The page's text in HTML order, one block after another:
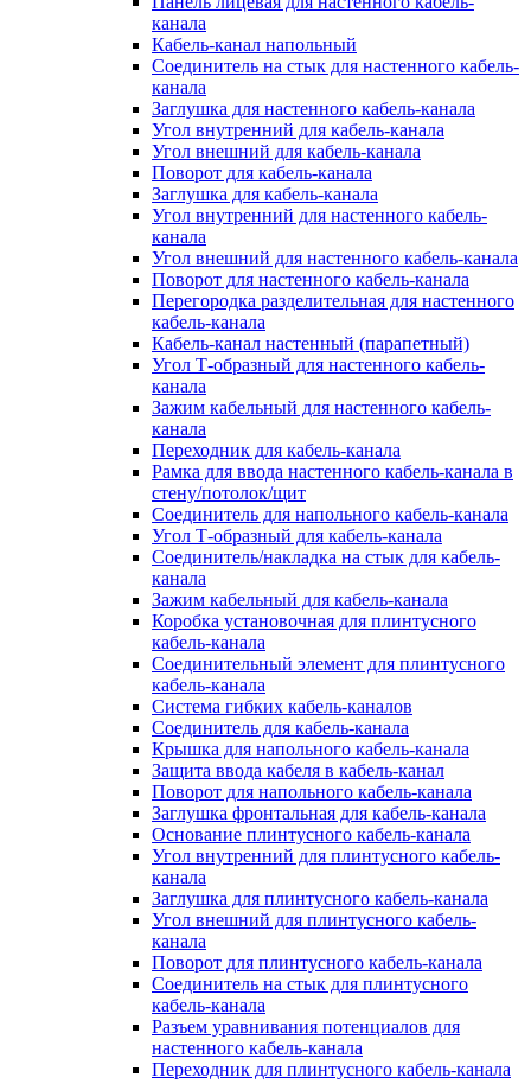
канала
Кабель-канал напольный
Соединитель на стык для настенного кабель-
канала
Заглушка для настенного кабель-канала
Угол внутренний для кабель-канала
Угол внешний для кабель-канала
Поворот для кабель-канала
Заглушка для кабель-канала
Угол внутренний для настенного кабель-
канала
Угол внешний для настенного кабель-канала
Поворот для настенного кабель-канала
Перегородка разделительная для настенного
кабель-канала
Кабель-канал настенный (парапетный)
Угол Т-образный для настенного кабель-
канала
Зажим кабельный для настенного кабель-
канала
Переходник для кабель-канала
Рамка для ввода настенного кабель-канала в
стену/потолок/щит
Соединитель для напольного кабель-канала
Угол Т-образный для кабель-канала
Соединитель/накладка на стык для кабель-
канала
Зажим кабельный для кабель-канала
Коробка установочная для плинтусного
кабель-канала
Соединительный элемент для плинтусного
кабель-канала
Система гибких кабель-каналов
Соединитель для кабель-канала
Крышка для напольного кабель-канала
Защита ввода кабеля в кабель-канал
Поворот для напольного кабель-канала
Заглушка фронтальная для кабель-канала
Основание плинтусного кабель-канала
Угол внутренний для плинтусного кабель-
канала
Заглушка для плинтусного кабель-канала
Угол внешний для плинтусного кабель-
канала
Поворот для плинтусного кабель-канала
Соединитель на стык для плинтусного
кабель-канала
Разъем уравнивания потенциалов для
настенного кабель-канала
Переходник для плинтусного кабель-канала